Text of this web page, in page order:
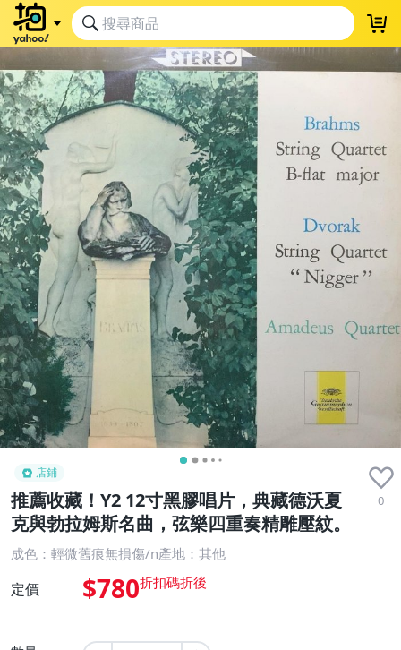
店鋪
推薦收藏！Y2 12寸黑膠唱片，典藏德沃夏
克與勃拉姆斯名曲，弦樂四重奏精雕壓紋。
0
成色：輕微舊痕無損傷/n產地：其他
定價 $780